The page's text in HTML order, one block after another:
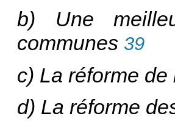
b) Une
communes 39
c) La réforme
d) La réforme